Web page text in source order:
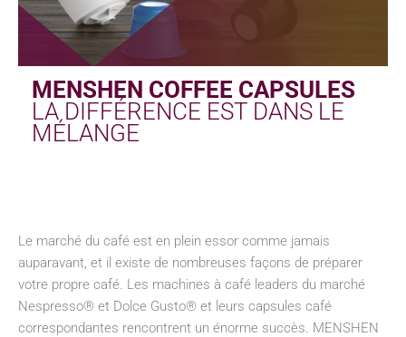
MENSHEN COFFEE CAPSULES
LA DIFFÉRENCE EST DANS LE
MÉLANGE
Le marché du café est en plein essor comme jamais
auparavant, et il existe de nombreuses façons de préparer
votre propre café. Les machines à café leaders du marché
Nespresso® et Dolce Gusto® et leurs capsules café
correspondantes rencontrent un énorme succès. MENSHEN